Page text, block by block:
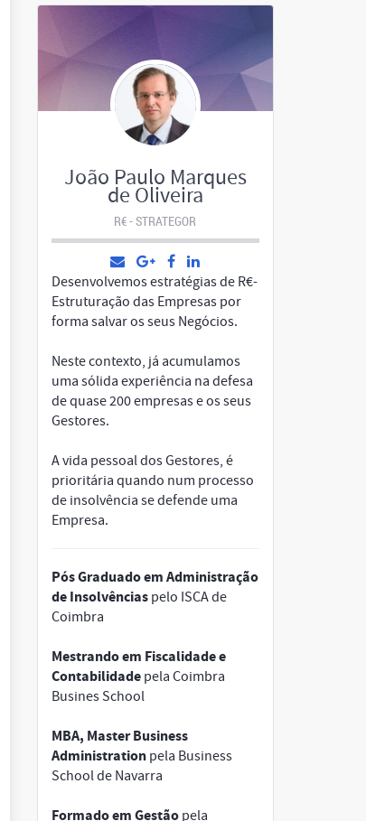
João Paulo Marques
de Oliveira
R€ - STRATEGOR
Desenvolvemos estratégias de R€-
Estruturação das Empresas por
forma salvar os seus Negócios.
Neste contexto, já acumulamos
uma sólida experiência na defesa
de quase 200 empresas e os seus
Gestores.
A vida pessoal dos Gestores, é
prioritária quando num processo
de insolvência se defende uma
Empresa.
Pós Graduado em Administração
de Insolvênciaspelo ISCA de
Coimbra
Mestrando em Fiscalidade e
Contabilidadepela Coimbra
Busines School
MBA, Master Business
Administrationpela Business
School de Navarra
Formado em Gestãopela